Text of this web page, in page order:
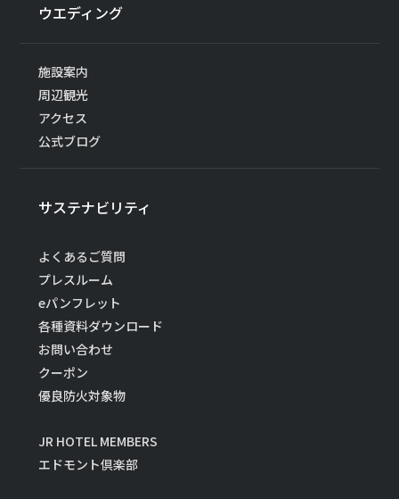
ウエディング
施設案内
周辺観光
アクセス
公式ブログ
サステナビリティ
よくあるご質問
プレスルーム
eパンフレット
各種資料ダウンロード
お問い合わせ
クーポン
優良防火対象物
JR HOTEL MEMBERS
エドモント倶楽部